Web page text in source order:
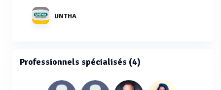
UNTHA
Professionnels spécialisés (4)